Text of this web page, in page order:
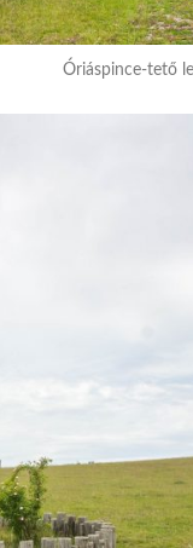
Óriáspince-tető